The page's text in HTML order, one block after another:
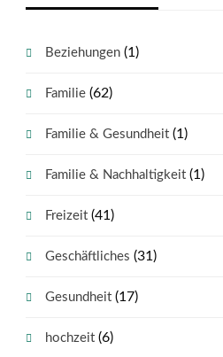
Beziehungen(1)
Familie(62)
Familie & Gesundheit(1)
Familie & Nachhaltigkeit(1)
Freizeit(41)
Geschäftliches (31)
Gesundheit(17)
hochzeit(6)